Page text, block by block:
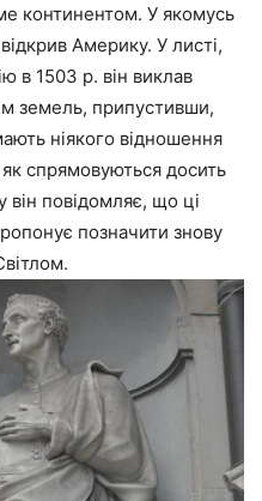
континентом. У якомусь
Америку. У листі,
в 1503 р. він виклав
земель, припустивши,
ніякого відношення
спрямовуються досить
повідомляє, що ці
позначити знову